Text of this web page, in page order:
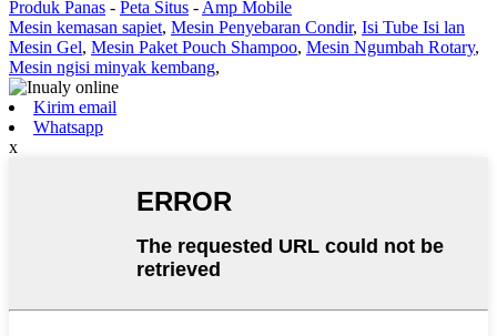
Produk Panas - Peta Situs - Amp Mobile
Mesin kemasan sapiet, Mesin Penyebaran Condir, Isi Tube Isi lan
Mesin Gel, Mesin Paket Pouch Shampoo, Mesin Ngumbah Rotary,
Mesin ngisi minyak kembang,
Kirim email
Whatsapp
x